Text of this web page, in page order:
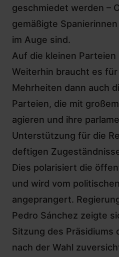
geschmiedet werden –
gemäßigte
im Auge sind.
Auf die kleinen Parteien
Weiterhin braucht es
Mehrheiten dann auch
Parteien, die mit
agieren und ihre
Unterstützung für die
deftigen
Dies polarisiert die
und wird vom
angeprangert.
Pedro Sánchez zeigte
Sitzung des Präsidiums
nach der Wahl